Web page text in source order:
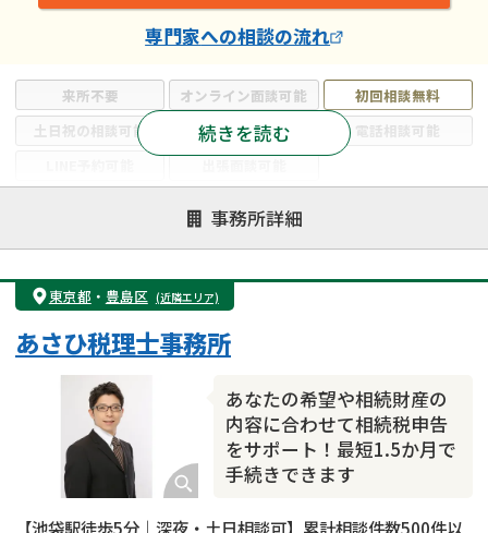
来所不要 オンライン面談可能
初回相談無料
土日祝の相談可能
19時以降電話可能
電話相談可能
遺言書作成・遺言執行
相続放棄
相続登記
遺産分割
遺留分侵害額請求
相続税申告
相続手続き
銀行手続き
成年後見・任意後見
贈与税
相続人調査
相続トラブル
続きを読む
専門家への相談の流れ
事務所詳細
東京都 ・ 豊島区 (近隣エリア)
あなたの希望や相続財産の
内容に合わせて相続税申告
をサポート！最短1.5か月で
手続きできます
あさひ税理士事務所
【池袋駅徒歩5分｜深夜・土日相談可】累計相談件数500件以